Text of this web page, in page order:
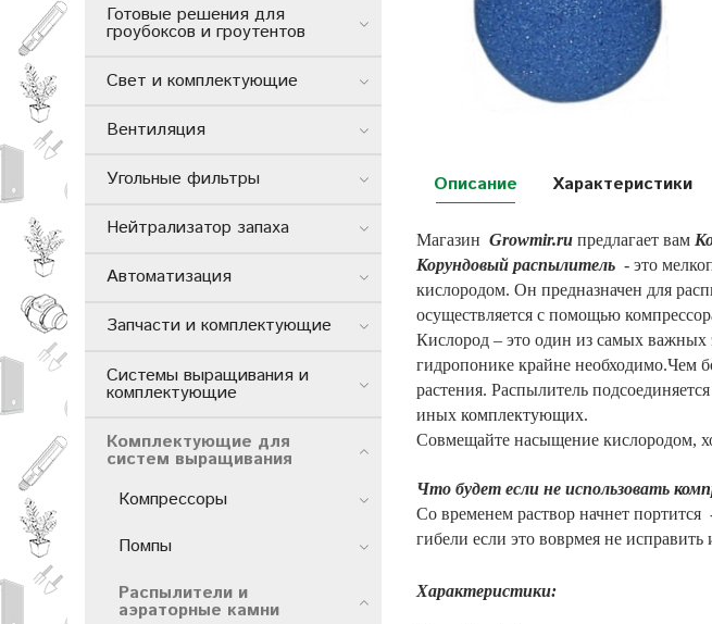
Описание
Магазин Growmir.ru предлагает вам
Корундовый распылитель - это
кислородом. Он предназначен для
осуществляется с помощью
Кислород – это один из самых
гидропонике крайне необходимо.Чем
растения. Распылитель
иных комплектующих.
Совмещайте насыщение кислородом,
Что будет если не использовать
Со временем раствор начнет портится
гибели если это воврмея не
Характеристики:
Характеристики
Готовые решения для
гроубоксов и гроутентов
Свет и комплектующие
Вентиляция
Угольные фильтры
Нейтрализатор запаха
Автоматизация
Запчасти и комплектующие
Системы выращивания и
комплектующие
Комплектующие для
систем выращивания
Компрессоры
Помпы
Распылители и
аэраторные камни